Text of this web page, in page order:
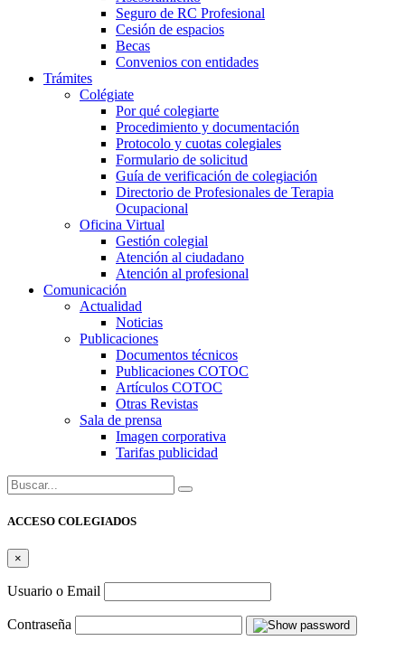
Seguro de RC Profesional
Cesión de espacios
Becas
Convenios con entidades
Trámites
Colégiate
Por qué colegiarte
Procedimiento y documentación
Protocolo y cuotas colegiales
Formulario de solicitud
Guía de verificación de colegiación
Directorio de Profesionales de Terapia
Ocupacional
Oficina Virtual
Gestión colegial
Atención al ciudadano
Atención al profesional
Comunicación
Actualidad
Noticias
Publicaciones
Documentos técnicos
Publicaciones COTOC
Artículos COTOC
Otras Revistas
Sala de prensa
Imagen corporativa
Tarifas publicidad
Buscar:
ACCESO COLEGIADOS
×
Usuario o Email
Contraseña